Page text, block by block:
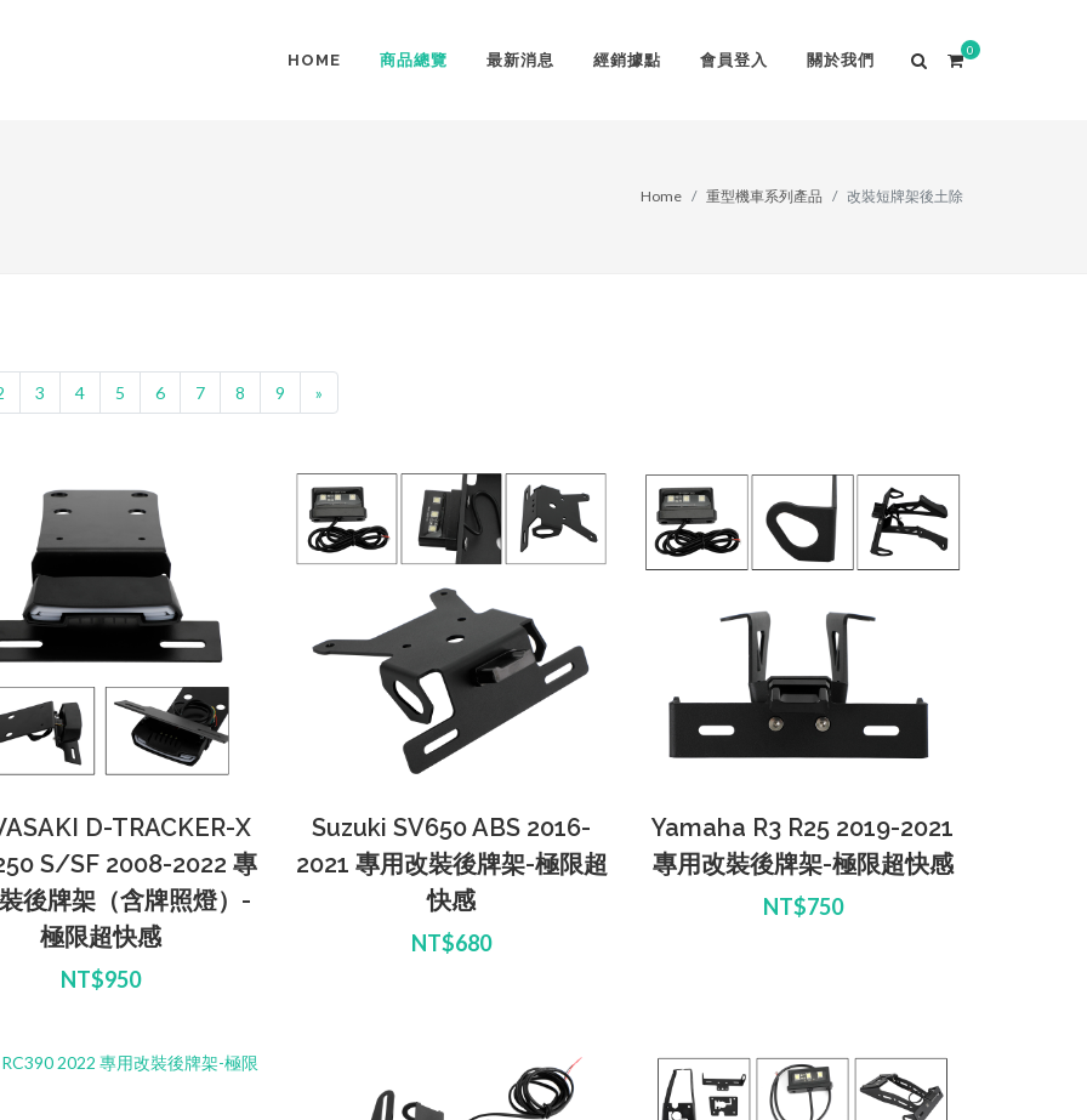
HOME 商品總覽 最新消息 經銷據點 會員登入 關於我們
0
Home 重型機車系列產品 改裝短牌架後土除
3 4 5 6 7 8 9 »
D-TRACKER-X
S/SF 2008-2022 專
後牌架（含牌照燈）-
極限超快感
NT$950
Suzuki SV650 ABS 2016-
2021 專用改裝後牌架-極限超
快感
NT$680
Yamaha R3 R25 2019-2021
專用改裝後牌架-極限超快感
NT$750